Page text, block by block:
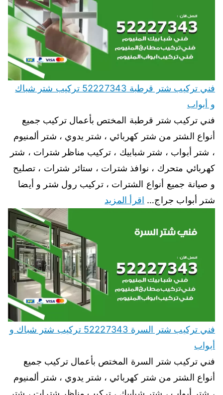
فني تركيب شتر قرطبة 52227343 تركيب شتر شباك
و أبواب
فني تركيب شتر قرطبة المختص بأعمال تركيب جميع
أنواع الشتر من شتر كهربائي ، شتر يدوي ، شتر ألمنيوم
، شتر أبواب ، شتر شبابيك ، تركيب مناظر شترات ، شتر
كهربائي متحرك ، نوافذ شترات ، ستائر شترات ، تصليح
و صيانة جميع أنواع الشترات ، تركيب رول شتر و أيضا
شتر أبواب جراج… اقرأ المزيد
فني تركيب شتر السرة 52227343 تركيب شتر شباك و
أبواب
فني تركيب شتر السرة المختص بأعمال تركيب جميع
أنواع الشتر من شتر كهربائي ، شتر يدوي ، شتر ألمنيوم